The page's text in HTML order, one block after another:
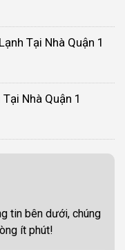
Tại Nhà Quận 1
Nhà Quận 1
tin bên dưới, chúng
ít phút!